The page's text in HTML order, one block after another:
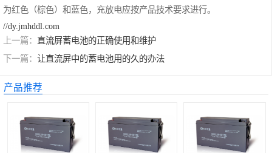
为红色（棕色）和蓝色，充放电应按产品技术要求进行。
//dy.jmhddl.com
上一篇： 直流屏蓄电池的正确使用和维护
下一篇： 让直流屏中的蓄电池用的久的办法
产品推荐